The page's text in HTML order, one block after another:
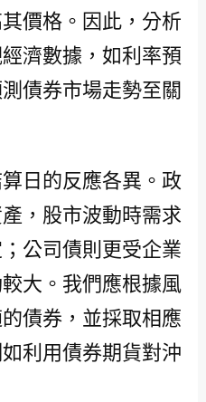
價格。因此，分析
濟數據，如利率預
債券市場走勢至關
日的反應各異。政
，股市波動時需求
公司債則更受企業
大。我們應根據風
債券，並採取相應
利用債券期貨對沖